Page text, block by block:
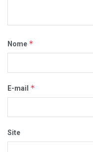
Nome *
E-mail *
Site